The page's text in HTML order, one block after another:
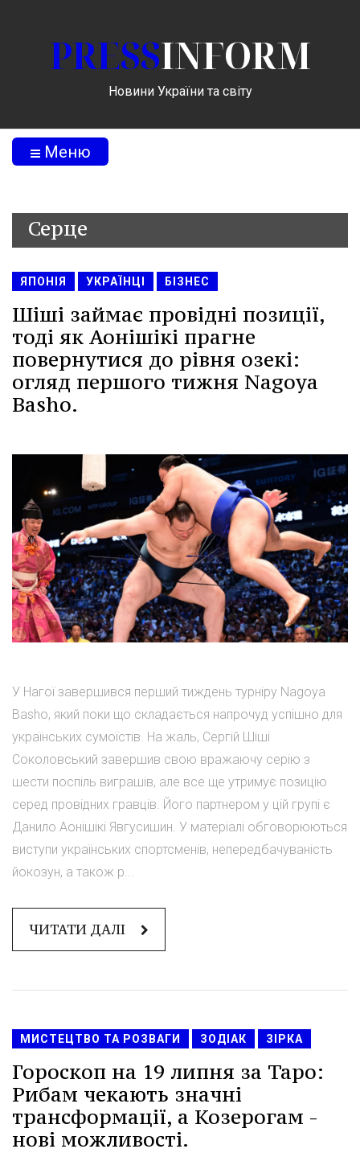
PRESSINFORM
Новини України та світу
Меню
Серце
ЯПОНІЯ УКРАЇНЦІ БІЗНЕС
Шіші займає провідні позиції,
тоді як Аонішікі прагне
повернутися до рівня озекі:
огляд першого тижня Nagoya
Basho.
У Нагої завершився перший тиждень турніру Nagoya
Basho, який поки що складається напрочуд успішно для
українських сумоїстів. На жаль, Сергій Шіші
Соколовський завершив свою вражаючу серію з
шести поспіль виграшів, але все ще утримує позицію
серед провідних гравців. Його партнером у цій групі є
Данило Аонішікі Явгусишин. У матеріалі обговорюються
виступи українських спортсменів, непередбачуваність
йокозун, а також р...
ЧИТАТИ ДАЛІ
МИСТЕЦТВО ТА РОЗВАГИ ЗОДІАК ЗІРКА
Гороскоп на 19 липня за Таро:
Рибам чекають значні
трансформації, а Козерогам -
нові можливості.